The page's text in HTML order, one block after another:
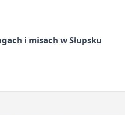
i misach w Słupsku